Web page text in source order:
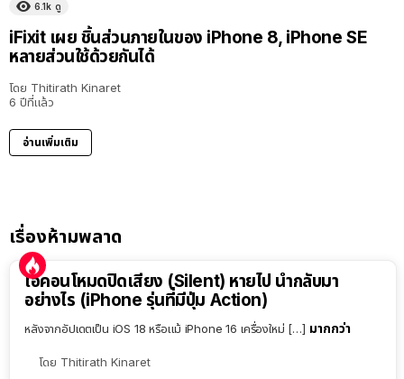
6.1k ดู
iFixit เผย ชิ้นส่วนภายในของ iPhone 8, iPhone SE
หลายส่วนใช้ด้วยกันได้
โดย Thitirath Kinaret
6 ปีที่แล้ว
อ่านเพิ่มเติม
เรื่องห้ามพลาด
ไอคอนโหมดปิดเสียง (Silent) หายไป นำกลับมา
อย่างไร (iPhone รุ่นที่มีปุ่ม Action)
หลังจากอัปเดตเป็น iOS 18 หรือแม้ iPhone 16 เครื่องใหม่ […] มากกว่า
โดย Thitirath Kinaret